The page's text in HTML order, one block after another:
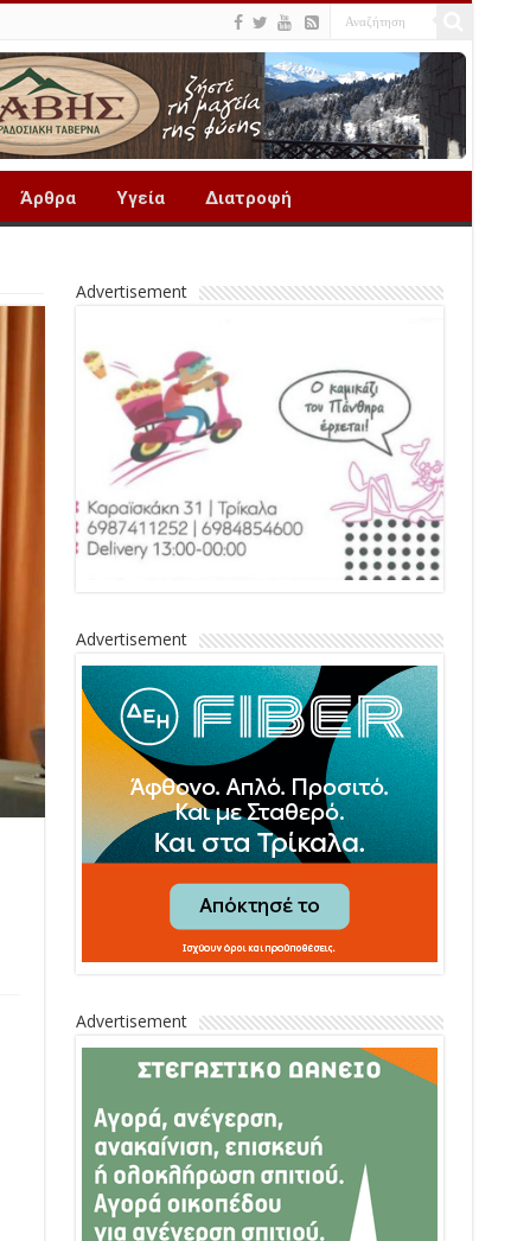
Άρθρα Υγεία Διατροφή
Advertisement
Advertisement
Advertisement